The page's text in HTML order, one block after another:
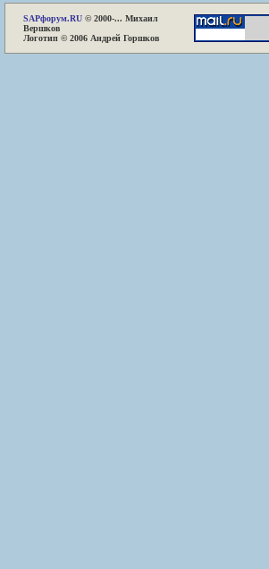
SAPфорум.RU © 2000-... Михаил
Вершков
Логотип © 2006 Андрей Горшков